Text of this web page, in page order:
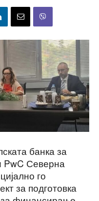
банка за
PwC Северна
го
за подготовка